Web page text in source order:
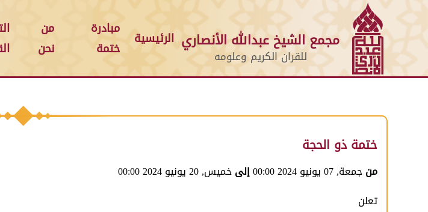
مجمع الشيخ عبدالله الأنصاري
للقران الكريم وعلومه
الرئيسية
مبادرة
ختمة
من
نحن
ختمة ذو الحجة
منجمعة, 07 يونيو 2024 00:00 إلىخميس, 20 يونيو 2024 00:00
تعلن